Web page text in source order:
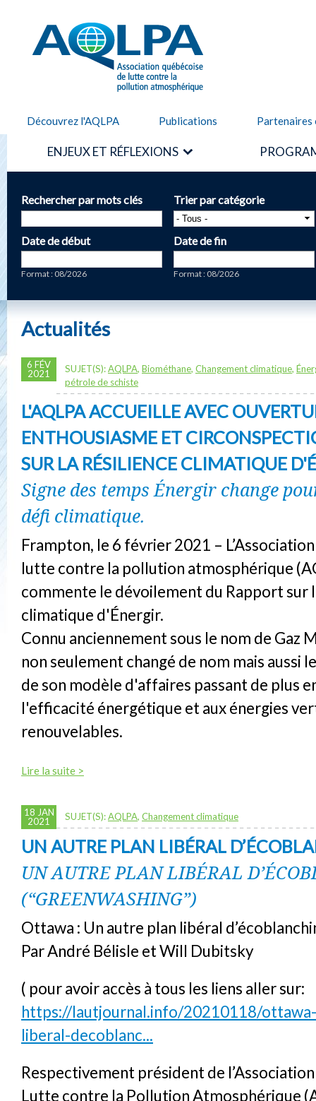
AQLPA
Découvrez l'AQLPA Publications Partenaires
ENJEUX ET RÉFLEXIONS
Rechercher par mots clés Trier par catégorie
Date de début
Format : 08/2026
Date de fin
Format : 08/2026
Actualités
6 FÉV
2021
SUJET(S):AQLPA, Biométhane, Changement climatique,
pétrole de schiste
L'AQLPA ACCUEILLE AVEC
ENTHOUSIASME ET
SUR LA RÉSILIENCE CLIMATIQUE
Signe des temps Énergir change
défi climatique.
Frampton, le 6 février 2021 –
lutte contre la pollution atmosphérique
commente le dévoilement du Rapport sur
climatique d'Énergir.
Connu anciennement sous le nom de Gaz
non seulement changé de nom mais aussi
de son modèle d'affaires passant de plus
l'efficacité énergétique et aux énergies
renouvelables.
Lire la suite >
18 JAN
2021
SUJET(S):AQLPA, Changement climatique
UN AUTRE PLAN LIBÉRAL
UN AUTRE PLAN LIBÉRAL
(“GREENWASHING”)
Ottawa : Un autre plan libéral
Par André Bélisle et Will Dubitsky
( pour avoir accès à tous les liens aller sur:
https://lautjournal.info/20210118/
liberal-decoblanc...
Respectivement président de
Lutte contre la Pollution Atmosphérique